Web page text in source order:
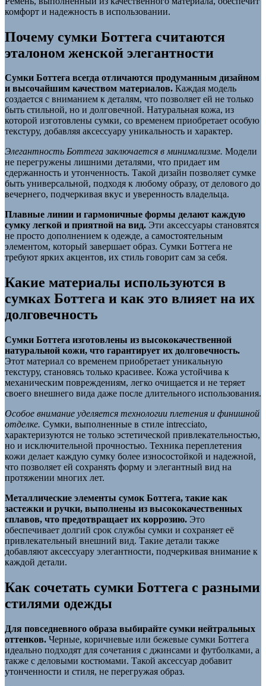
комфорт и надежность в использовании.
Почему сумки Боттега считаются
эталоном женской элегантности
Сумки Боттега всегда отличаются продуманным дизайном
и высочайшим качеством материалов. Каждая модель
создается с вниманием к деталям, что позволяет ей не только
быть стильной, но и долговечной. Натуральная кожа, из
которой изготовлены сумки, со временем приобретает особую
текстуру, добавляя аксессуару уникальность и характер.
Элегантность Боттега заключается в минимализме. Модели
не перегружены лишними деталями, что придает им
сдержанность и утонченность. Такой дизайн позволяет сумке
быть универсальной, подходя к любому образу, от делового до
вечернего, подчеркивая вкус и уверенность владельца.
Плавные линии и гармоничные формы делают каждую
сумку легкой и приятной на вид. Эти аксессуары становятся
не просто дополнением к одежде, а самостоятельным
элементом, который завершает образ. Сумки Боттега не
требуют ярких акцентов, их стиль говорит сам за себя.
Какие материалы используются в
сумках Боттега и как это влияет на их
долговечность
Сумки Боттега изготовлены из высококачественной
натуральной кожи, что гарантирует их долговечность.
Этот материал со временем приобретает уникальную
текстуру, становясь только красивее. Кожа устойчива к
механическим повреждениям, легко очищается и не теряет
своего внешнего вида даже после длительного использования.
Особое внимание уделяется технологии плетения и финишной
отделке. Сумки, выполненные в стиле intrecciato,
характеризуются не только эстетической привлекательностью,
но и исключительной прочностью. Техника переплетения
кожи делает каждую сумку более износостойкой и надежной,
что позволяет ей сохранять форму и элегантный вид на
протяжении многих лет.
Металлические элементы сумок Боттега, такие как
застежки и ручки, выполнены из высококачественных
сплавов, что предотвращает их коррозию. Это
обеспечивает долгий срок службы сумки и сохраняет её
привлекательный внешний вид. Такие детали также
добавляют аксессуару элегантности, подчеркивая внимание к
каждой детали.
Как сочетать сумки Боттега с разными
стилями одежды
Для повседневного образа выбирайте сумки нейтральных
оттенков. Черные, коричневые или бежевые сумки Боттега
идеально подходят для сочетания с джинсами и футболками, а
также с деловыми костюмами. Такой аксессуар добавит
утонченности и стиля, не перегружая образ.